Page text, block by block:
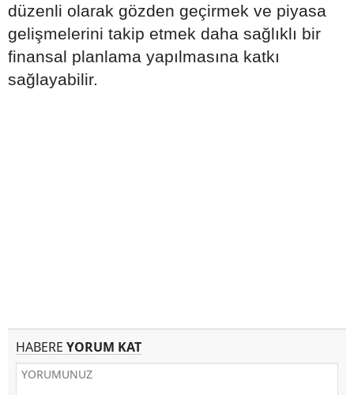
düzenli olarak gözden geçirmek ve piyasa
gelişmelerini takip etmek daha sağlıklı bir
finansal planlama yapılmasına katkı
sağlayabilir.
HABERE YORUM KAT